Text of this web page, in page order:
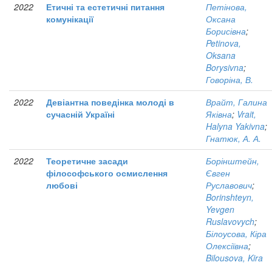
2022
Етичні та естетичні питання
комунікації
Петінова,
Оксана
Борисівна;
Petinova,
Oksana
Borysivna;
Говоріна, В.
2022
Девіантна поведінка молоді в
сучасній Україні
Врайт, Галина
Яківна; Vrait,
Halyna Yakivna;
Гнатюк, А. А.
2022
Теоретичне засади
філософського осмислення
любові
Борінштейн,
Євген
Руславович;
Borinshteyn,
Yevgen
Ruslavovych;
Білоусова, Кіра
Олексіївна;
Bilousova, Kira